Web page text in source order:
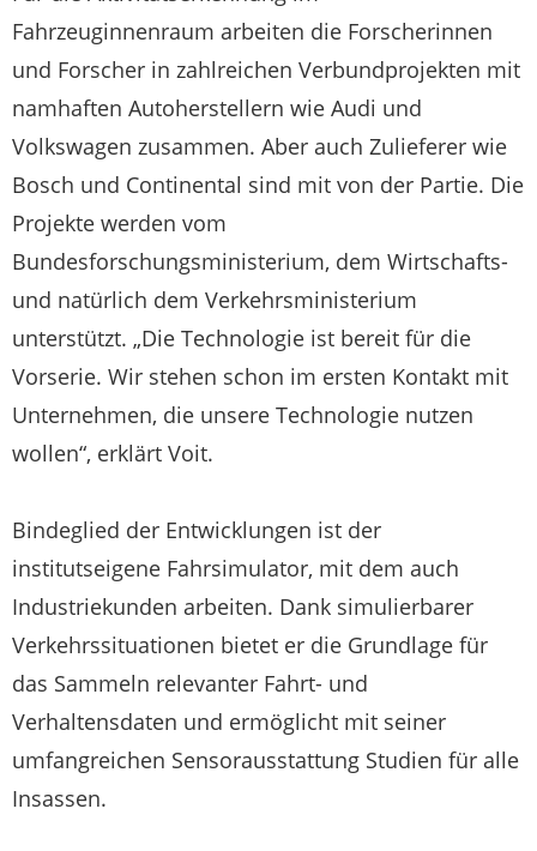
Fahrzeuginnenraum arbeiten die Forscherinnen
und Forscher in zahlreichen Verbundprojekten mit
namhaften Autoherstellern wie Audi und
Volkswagen zusammen. Aber auch Zulieferer wie
Bosch und Continental sind mit von der Partie. Die
Projekte werden vom
Bundesforschungsministerium, dem Wirtschafts-
und natürlich dem Verkehrsministerium
unterstützt. „Die Technologie ist bereit für die
Vorserie. Wir stehen schon im ersten Kontakt mit
Unternehmen, die unsere Technologie nutzen
wollen“, erklärt Voit.
Bindeglied der Entwicklungen ist der
institutseigene Fahrsimulator, mit dem auch
Industriekunden arbeiten. Dank simulierbarer
Verkehrssituationen bietet er die Grundlage für
das Sammeln relevanter Fahrt- und
Verhaltensdaten und ermöglicht mit seiner
umfangreichen Sensorausstattung Studien für alle
Insassen.